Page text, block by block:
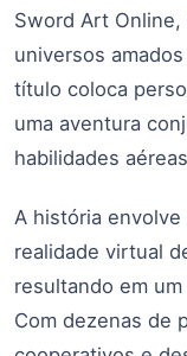
Sword Art
universos
título coloca
uma aventura
habilidades
A história
realidade virtual
resultando em
Com dezenas de